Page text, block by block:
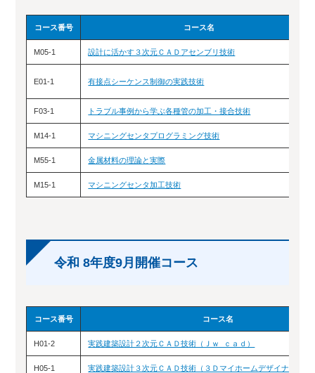
コース番号 コース名
M05-1 設計に活かす３次元ＣＡＤアセンブリ技術
E01-1 有接点シーケンス制御の実践技術
F03-1 トラブル事例から学ぶ各種管の加工・接合技術
M14-1 マシニングセンタプログラミング技術
M55-1 金属材料の理論と実際
M15-1 マシニングセンタ加工技術
令和 8年度9月開催コース
コース番号 コース名
H01-2 実践建築設計２次元ＣＡＤ技術（Ｊｗ_ｃａｄ）
H05-1 実践建築設計３次元ＣＡＤ技術（３Ｄマイホームデザイナー）